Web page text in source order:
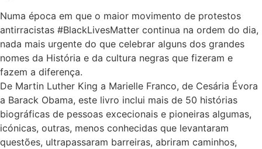
Numa época em que o maior movimento de protestos
antirracistas #BlackLivesMatter continua na ordem do dia,
nada mais urgente do que celebrar alguns dos grandes
nomes da História e da cultura negras que fizeram e
fazem a diferença.
De Martin Luther King a Marielle Franco, de Cesária Évora
a Barack Obama, este livro inclui mais de 50 histórias
biográficas de pessoas excecionais e pioneiras algumas,
icónicas, outras, menos conhecidas que levantaram
questões, ultrapassaram barreiras, abriram caminhos,